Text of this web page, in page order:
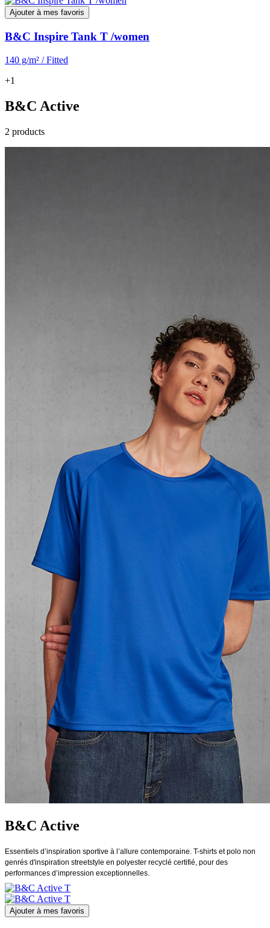
Ajouter à mes favoris
B&C Inspire Tank T /women
140 g/m² / Fitted
+1
B&C Active
2 products
B&C Active
Essentiels d’inspiration sportive à l’allure contemporaine. T-shirts et polo non
genrés d'inspiration streetstyle en polyester recyclé certifié, pour des
performances d’impression exceptionnelles.
Ajouter à mes favoris